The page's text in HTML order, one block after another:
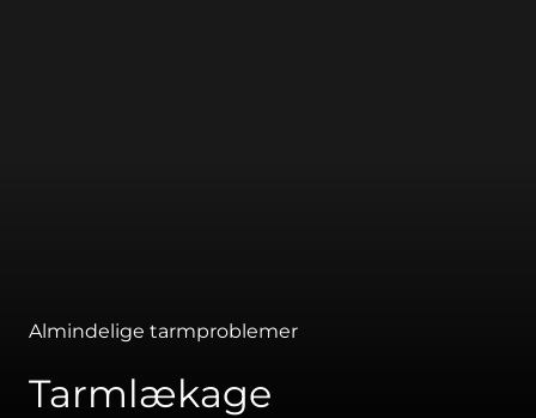
Almindelige tarmproblemer
Tarmlækage